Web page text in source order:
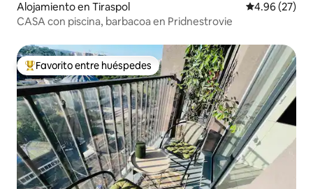
Alojamiento en Tiraspol Calificación
4.96 (27)
CASA con piscina, barbacoa en Pridnestrovie
Favorito entre huéspedes preferido
Favorito entre huéspedes